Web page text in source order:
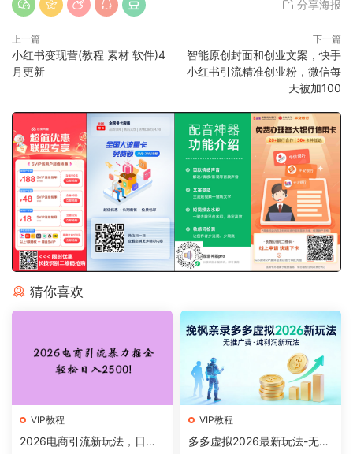
分享海报
上一篇
小红书变现营(教程 素材 软件)4
月更新
下一篇
智能原创封面和创业文案，快手
小红书引流精准创业粉，微信每
天被加100
猜你喜欢
VIP教程
2026电商引流新玩法，日引2
VIP教程
多多虚拟2026最新玩法-无推